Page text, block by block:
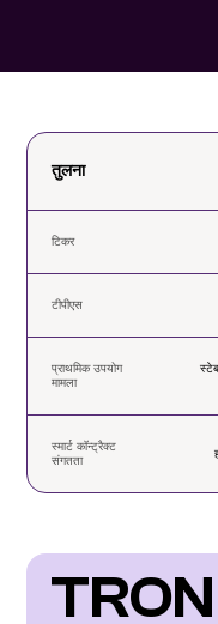
तुलना
टिकर
टीपीएस
प्राथमिक उपयोग
मामला
स्मार्ट कॉन्ट्रैक्ट
संगतता
TRON